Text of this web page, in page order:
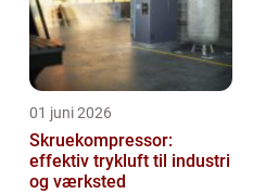
01 juni 2026
Skruekompressor:
effektiv trykluft til industri
og værksted